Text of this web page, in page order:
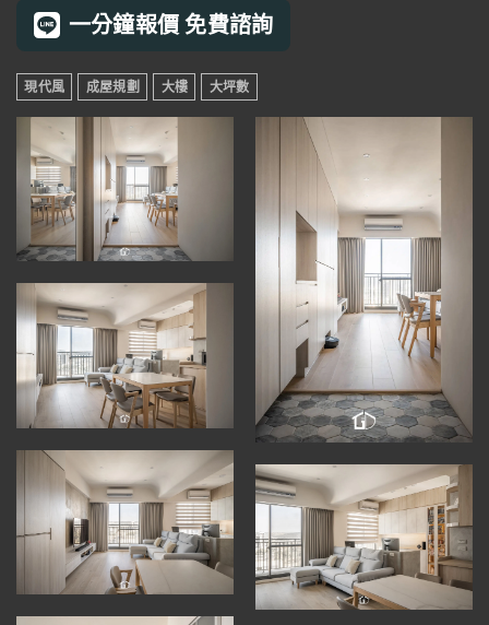
一分鐘報價 免費諮詢
現代風 成屋規劃 大樓 大坪數